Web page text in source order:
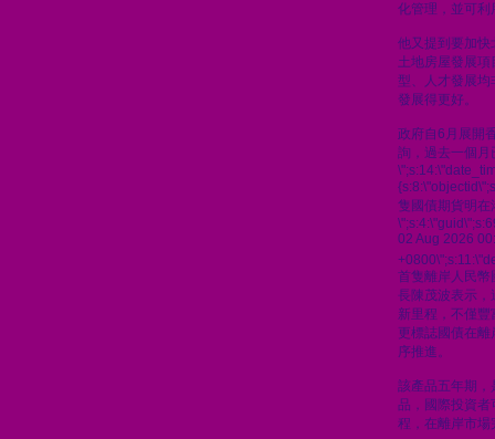
化管理，並可利
他又提到要加快
土地房屋發展
型、人才發展均
發展得更好。
政府自6月展開
詢，過去一個月
隻國債期貨明在
02 Aug 2026
首隻離岸人民幣
長陳茂波表示，
新里程，不僅
更標誌國債在
序推進。
該產品五年期，
品，國際投資者
程，在離岸市場